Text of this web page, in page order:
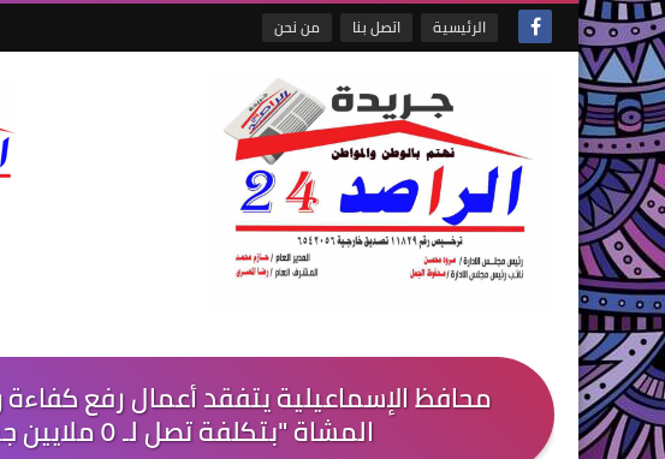
الرئيسية اتصل بنا من نحن
محافظ الإسماعيلية يتفقد أعمال رفع
المشاة "بتكلفة تصل لـ ٥ ملايين جنيهًا"-جريدة الراصد٢٤